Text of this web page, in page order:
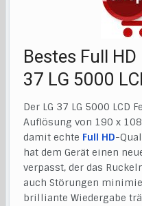
Bestes Full
37 LG 5000
Der LG 37 LG 5000 LCD
Auflösung von 190 x
damit echte Full HD-
hat dem Gerät einen
verpasst, der das
auch Störungen
brilliante Wiedergabe